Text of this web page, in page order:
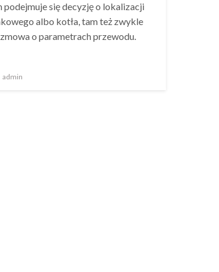
podejmuje się decyzję o lokalizacji
albo kotła, tam też zwykle
o parametrach przewodu.
admin